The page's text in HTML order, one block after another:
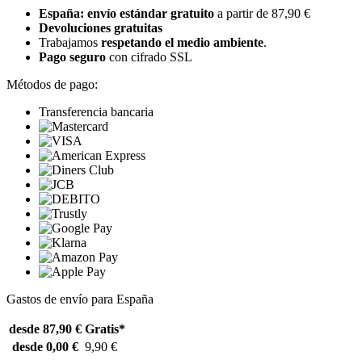
España: envío estándar gratuito a partir de 87,90 €
Devoluciones gratuitas
Trabajamos respetando el medio ambiente.
Pago seguro con cifrado SSL
Métodos de pago:
Transferencia bancaria
Gastos de envío para España
desde 87,90 € Gratis*
desde 0,00 € 9,90 €